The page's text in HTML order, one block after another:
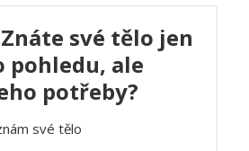
své tělo jen
pohledu, ale
potřeby?
své tělo